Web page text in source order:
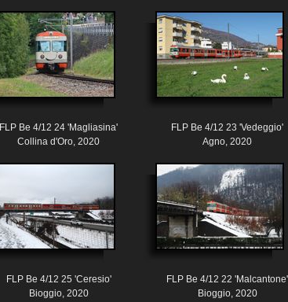
FLP Be 4/12 24 'Magliasina'
Collina d'Oro, 2020
FLP Be 4/12 23 'Vedeggio'
Agno, 2020
FLP Be 4/12 25 'Ceresio'
Bioggio, 2020
FLP Be 4/12 22 'Malcantone'
Bioggio, 2020